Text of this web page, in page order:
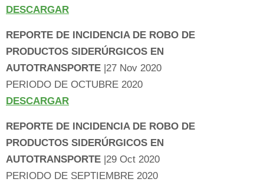
DESCARGAR
REPORTE DE INCIDENCIA DE ROBO DE
PRODUCTOS SIDERÚRGICOS EN
AUTOTRANSPORTE |27 Nov 2020
PERIODO DE OCTUBRE 2020
DESCARGAR
REPORTE DE INCIDENCIA DE ROBO DE
PRODUCTOS SIDERÚRGICOS EN
AUTOTRANSPORTE |29 Oct 2020
PERIODO DE SEPTIEMBRE 2020